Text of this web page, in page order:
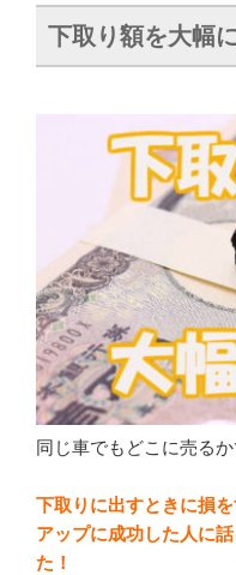
下取り額を大幅
同じ車でもどこに売る
下取りに出すときに損
アップに成功した人に
た！